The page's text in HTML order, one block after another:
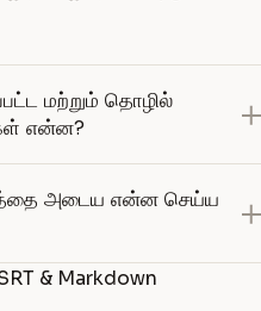
மற்றும் தொழில்
என்ன?
அடைய என்ன செய்ய
& Markdown